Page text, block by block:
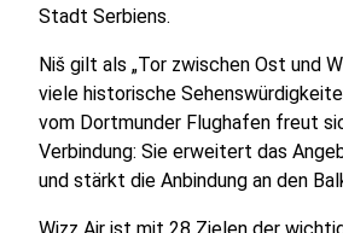
Stadt Serbiens.
Niš gilt als „Tor zwischen Ost und
viele historische
vom Dortmunder Flughafen freut
Verbindung: Sie erweitert das
und stärkt die Anbindung an den